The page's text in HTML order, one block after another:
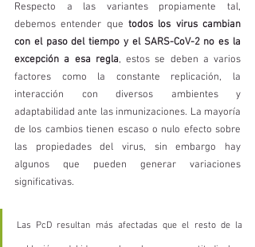
Respecto a las variantes propiamente tal,
debemos entender que todos los virus cambian
con el paso del tiempo y el SARS-CoV-2 no es la
excepción a esa regla, estos se deben a varios
factores como la constante replicación, la
interacción con diversos ambientes y
adaptabilidad ante las inmunizaciones. La mayoría
de los cambios tienen escaso o nulo efecto sobre
las propiedades del virus, sin embargo hay
algunos que pueden generar variaciones
significativas.
Las PcD resultan más afectadas que el resto de la